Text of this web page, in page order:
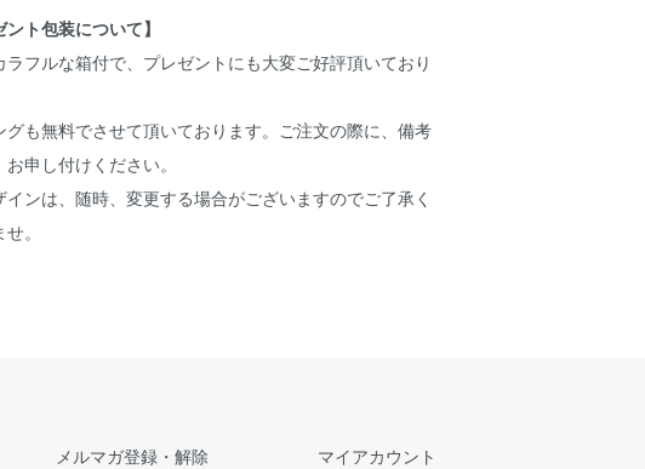
ント包装について】
ラフルな箱付で、プレゼントにも大変ご好評頂いており
グも無料でさせて頂いております。ご注文の際に、備考
申し付けください。
インは、随時、変更する場合がございますのでご了承く
。
メルマガ登録・解除
マイアカウント